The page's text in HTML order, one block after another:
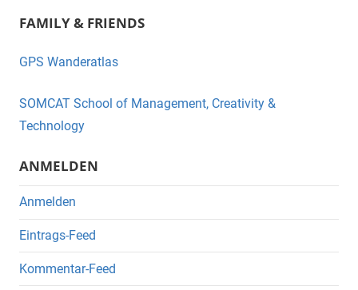
c
e
o
o
k
tt
er
FAMILY & FRIENDS
GPS Wanderatlas
SOMCAT School of Management, Creativity &
Technology
ANMELDEN
Anmelden
Eintrags-Feed
Kommentar-Feed